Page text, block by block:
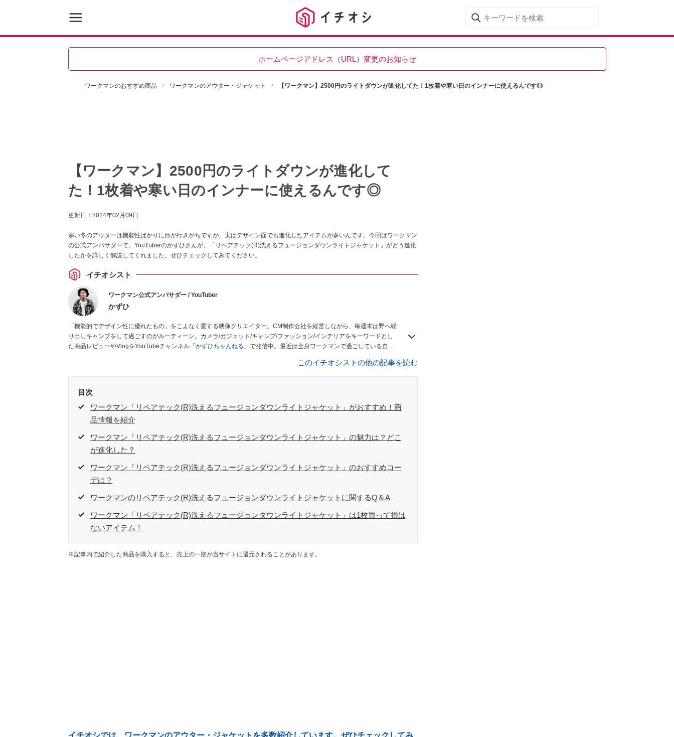
ホームページアドレス（URL）変更のお知らせ
ワークマンのおすすめ商品 ワークマンのアウター・ジャケット 【ワークマン】2500円のライトダウンが進化してた！1枚着や寒い日のインナーに使えるんです◎
【ワークマン】2500円のライトダウンが進化して
た！1枚着や寒い日のインナーに使えるんです◎
更新日： 2024年02月09日
寒い冬のアウターは機能性ばかりに目が行きがちですが、実はデザイン面でも進化したアイテムが多いんです。今回はワークマン
の公式アンバサダーで、YouTuberのかずひさんが、「リペアテック(R)洗えるフュージョンダウンライトジャケット」がどう進化
したかを詳しく解説してくれました。ぜひチェックしてみてください。
イチオシスト
ワークマン公式アンバサダー / YouTuber
かずひ
「機能的でデザイン性に優れたもの」をこよなく愛する映像クリエイター。CM制作会社を経営しながら、毎週末は野へ繰
り出しキャンプをして過ごすのがルーティーン。カメラ/ガジェット/キャンプ/ファッション/インテリアをキーワードとし
た商品レビューやVlogをYouTubeチャンネル「 かずひちゃんねる 」で発信中。最近は全身ワークマンで過ごしている自称
このイチオシストの他の記事を読む
目次
ワークマン「リペアテック(R)洗えるフュージョンダウンライトジャケット」がおすすめ！商
品情報を紹介
ワークマン「リペアテック(R)洗えるフュージョンダウンライトジャケット」の魅力は？どこ
が進化した？
ワークマン「リペアテック(R)洗えるフュージョンダウンライトジャケット」のおすすめコー
デは？
ワークマンのリペアテック(R)洗えるフュージョンダウンライトジャケットに関するQ＆A
ワークマン「リペアテック(R)洗えるフュージョンダウンライトジャケット」は1枚買って損は
ないアイテム！
※記事内で紹介した商品を購入すると、売上の一部が当サイトに還元されることがあります。
イチオシでは、ワークマンのアウター・ジャケットを多数紹介しています。ぜひチェックしてみ